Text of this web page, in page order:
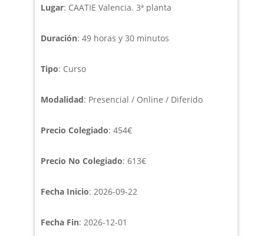
Lugar: CAATIE Valencia. 3ª planta
Duración: 49 horas y 30 minutos
Tipo: Curso
Modalidad: Presencial / Online / Diferido
Precio Colegiado: 454€
Precio No Colegiado: 613€
Fecha Inicio: 2026-09-22
Fecha Fin: 2026-12-01